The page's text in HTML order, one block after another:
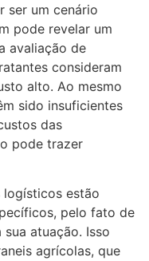
ser um cenário
pode revelar um
avaliação de
consideram
alto. Ao mesmo
sido insuficientes
das
pode trazer
logísticos estão
pelo fato de
atuação. Isso
agrícolas, que